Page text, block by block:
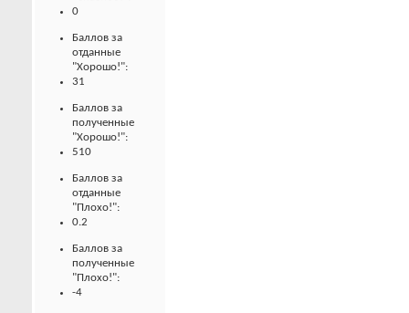
0
Баллов за
отданные
"Хорошо!":
31
Баллов за
полученные
"Хорошо!":
510
Баллов за
отданные
"Плохо!":
0.2
Баллов за
полученные
"Плохо!":
-4